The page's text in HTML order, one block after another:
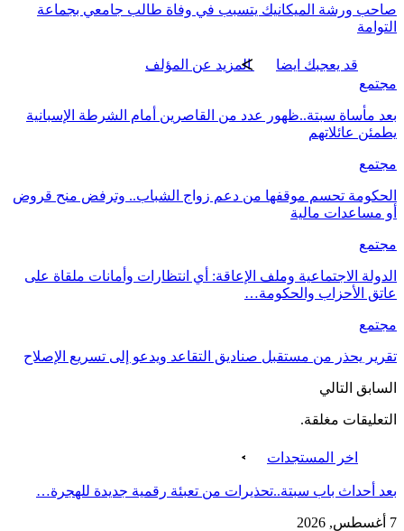
صاحب ورشة الميكانيك يتسبب في وفاة طالب جامعي بجماعة
التوامة
قد يعجبك ايضا
المزيد عن المؤلف
مجتمع
بعد مأساة سبتة..ظهور عدد من القاصرين أمام الشرطة الإسبانية
يطمئن عائلاتهم
مجتمع
الحكومة تحسم موقفها من دعم زواج الشباب.. وترفض منح قروض
أو مساعدات مالية
مجتمع
الدولة الاجتماعية وملف الإعاقة: أي انتظارات وأمانات ملقاة على
عاتق الأحزاب والحكومة…
مجتمع
تقرير يحذر من مستقبل صناديق التقاعد ويدعو إلى تسريع الإصلاح
السابق التالي
التعليقات مغلقة.
اخر المستجدات
بعد أحداث باب سبتة..تحذيرات من تعبئة رقمية جديدة للهجرة…
7 أغسطس, 2026